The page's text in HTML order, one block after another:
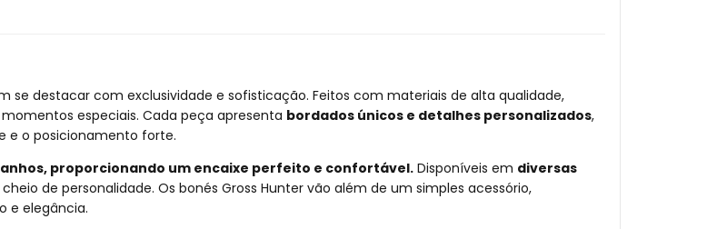
se destacar com exclusividade e sofisticação. Feitos com materiais de alta qualidade,
especiais. Cada peça apresenta bordados únicos e detalhes personalizados,
e o posicionamento forte.
proporcionando um encaixe perfeito e confortável. Disponíveis em diversas
de personalidade. Os bonés Gross Hunter vão além de um simples acessório,
e elegância.